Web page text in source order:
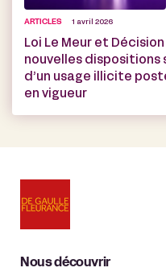
ARTICLES 1 avril 2026
Loi Le Meur et Décision
nouvelles dispositions
d’un usage illicite
en vigueur
Nous découvrir